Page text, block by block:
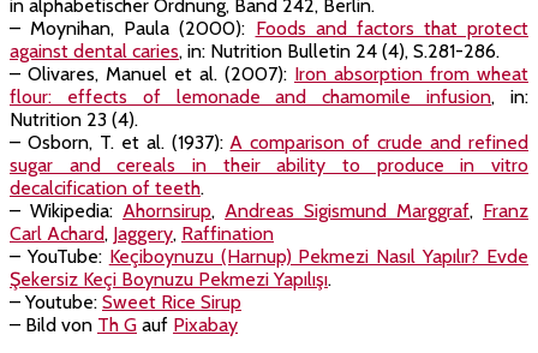
in alphabetischer Ordnung, Band 242, Berlin.
– Moynihan, Paula (2000): Foods and factors that protect
against dental caries, in: Nutrition Bulletin 24 (4), S.281-286.
– Olivares, Manuel et al. (2007): Iron absorption from wheat
flour: effects of lemonade and chamomile infusion, in:
Nutrition 23 (4).
– Osborn, T. et al. (1937): A comparison of crude and refined
sugar and cereals in their ability to produce in vitro
decalcification of teeth.
– Wikipedia: Ahornsirup, Andreas Sigismund Marggraf, Franz
Carl Achard, Jaggery, Raffination
– YouTube: Keçiboynuzu (Harnup) Pekmezi Nasıl Yapılır? Evde
Şekersiz Keçi Boynuzu Pekmezi Yapılışı.
– Youtube: Sweet Rice Sirup
– Bild von Th G auf Pixabay